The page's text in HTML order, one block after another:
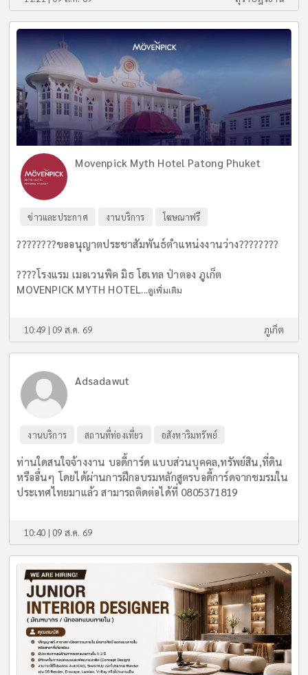
Movenpick Myth Hotel Patong Phuket
ข่าวและประกาศ งานบริการ โฆษณาฟรี
????????ขออนุญาตประชาสัมพันธ์ตำแหน่งงานว่าง????????
????โรงแรม เมอเวนพิค มิธ โฮเทล ป่าตอง ภูเก็ต
MOVENPICK MYTH HOTEL...ดูเพิ่มเติม
10:49 | 09 ส.ค. 69 ภูเก็ต
Adsadawut
งานบริการ สถานที่ท่องเที่ยว อสังหาริมทรัพย์
ท่านใดสนใจจ้างงาน บอดี้การ์ด แบบส่วนบุคคล,ทรัพย์สิน,ที่ดิน
หรืออื่นๆ โดยได้ผ่านการฝึกอบรมหลักสูตรบอดี้การ์ดจากชมรมใน
ประเทศไทยมาแล้ว สามารถติดต่อได้ที่ 0805371819
10:40 | 09 ส.ค. 69